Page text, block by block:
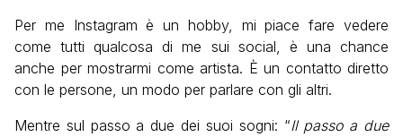
Per me Instagram è un hobby, mi piace fare vedere
come tutti qualcosa di me sui social, è una chance
anche per mostrarmi come artista. È un contatto diretto
con le persone, un modo per parlare con gli altri.
Mentre sul passo a due dei suoi sogni: “Il passo a due